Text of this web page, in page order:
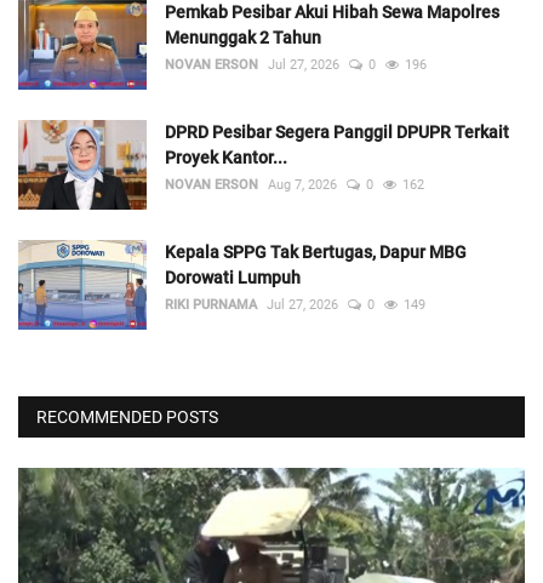
Pemkab Pesibar Akui Hibah Sewa Mapolres
Menunggak 2 Tahun
NOVAN ERSON Jul 27, 2026 0 196
DPRD Pesibar Segera Panggil DPUPR Terkait
Proyek Kantor...
NOVAN ERSON Aug 7, 2026 0 162
Kepala SPPG Tak Bertugas, Dapur MBG
Dorowati Lumpuh
RIKI PURNAMA Jul 27, 2026 0 149
RECOMMENDED POSTS